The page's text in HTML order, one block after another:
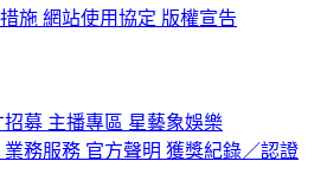
施 網站使用協定 版權宣告
招募 主播專區 星藝象娛樂
業務服務 官方聲明 獲獎紀錄／認證